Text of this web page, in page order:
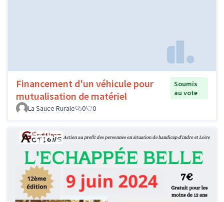
Financement d'un véhicule pour
mutualisation de matériel
Soumis
au vote
La Sauce Rurale
0 0